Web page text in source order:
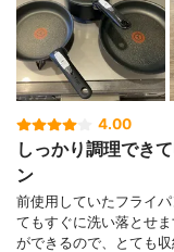
4.00
しっかり調理でき
ン
前使用していたフライ
てもすぐに洗い落とせ
ができるので、とても